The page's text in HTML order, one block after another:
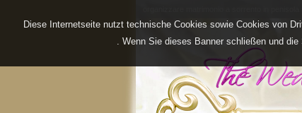
Diese Internetseite nutzt technische Cookies sowie Cookies von
. Wenn Sie dieses Banner schließen und